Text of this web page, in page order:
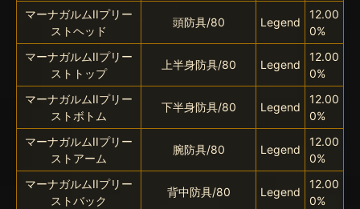
マーナガルムIIプリー
ストヘッド
頭防具/80 Legend
12.00
0%
マーナガルムIIプリー
ストトップ
上半身防具/80 Legend
12.00
0%
マーナガルムIIプリー
ストボトム
下半身防具/80 Legend
12.00
0%
マーナガルムIIプリー
ストアーム
腕防具/80 Legend
12.00
0%
マーナガルムIIプリー
ストバック
背中防具/80 Legend
12.00
0%